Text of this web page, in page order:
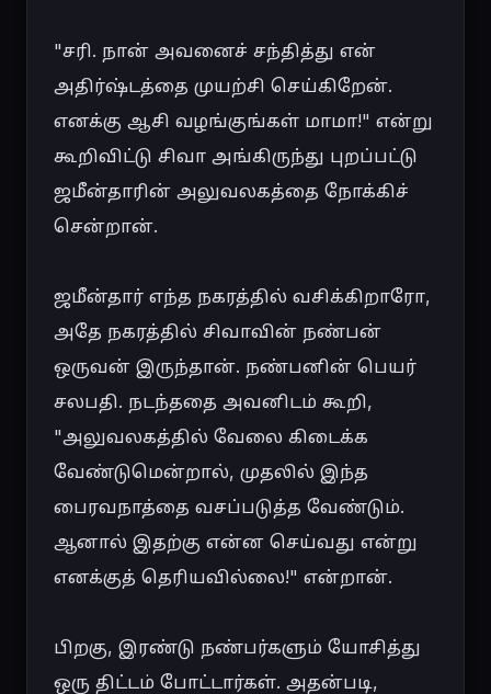
"சரி. நான் அவனைச் சந்தித்து என்
அதிர்ஷ்டத்தை முயற்சி செய்கிறேன்.
எனக்கு ஆசி வழங்குங்கள் மாமா!" என்று
கூறிவிட்டு சிவா அங்கிருந்து புறப்பட்டு
ஜமீன்தாரின் அலுவலகத்தை நோக்கிச்
சென்றான்.
ஜமீன்தார் எந்த நகரத்தில் வசிக்கிறாரோ,
அதே நகரத்தில் சிவாவின் நண்பன்
ஒருவன் இருந்தான். நண்பனின் பெயர்
சலபதி. நடந்ததை அவனிடம் கூறி,
"அலுவலகத்தில் வேலை கிடைக்க
வேண்டுமென்றால், முதலில் இந்த
பைரவநாத்தை வசப்படுத்த வேண்டும்.
ஆனால் இதற்கு என்ன செய்வது என்று
எனக்குத் தெரியவில்லை!" என்றான்.
பிறகு, இரண்டு நண்பர்களும் யோசித்து
ஒரு திட்டம் போட்டார்கள். அதன்படி,